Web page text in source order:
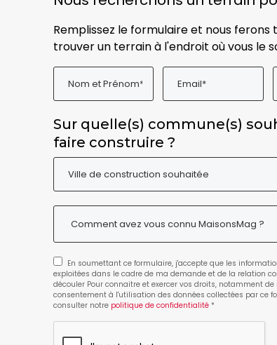
Remplissez le formulaire et nous ferons
trouver un terrain à l'endroit où vous le
Sur quelle(s) commune(s)
faire construire ?
En soumettant ce formulaire, j'accepte que les
exploitées dans le cadre de ma demande et de la relation
découler Pour connaitre et exercer vos droits, notamment
consentement à l'utilisation des données collectées par ce
consulter notre politique de confidentialité*